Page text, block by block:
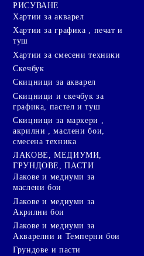
РИСУВАНЕ
Хартии за акварел
Хартии за графика , печат и
туш
Хартии за смесени техники
Скечбук
Скицници за акварел
Скицници и скечбук за
графика, пастел и туш
Скицници за маркери ,
акрилни , маслени бои,
смесена техника
ЛАКОВЕ, МЕДИУМИ,
ГРУНДОВЕ, ПАСТИ
Лакове и медиуми за
маслени бои
Лакове и медиуми за
Акрилни бои
Лакове и медиуми за
Акварелни и Темперни бои
Грундове и пасти